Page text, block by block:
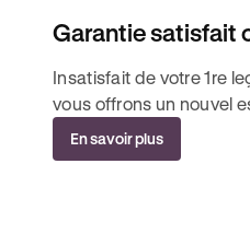
Garantie satisfait
Insatisfait de votre 1re
vous offrons un nouvel
En savoir plus